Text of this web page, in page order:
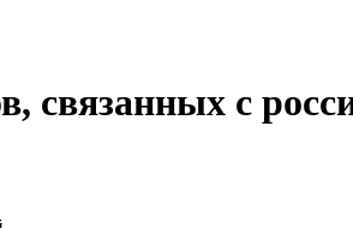
с